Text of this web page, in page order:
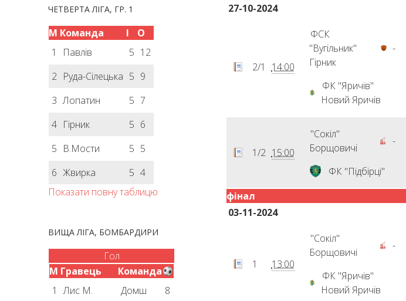
ЧЕТВЕРТА ЛІГА, ГР. 1
М Команда І
О
1
Павлів 5 12
2 Руда-Сілецька 5 9
3 Лопатин 5 7
4 Гірник 5 6
5 В.Мости 5 5
6 Жвирка 5 4
Показати повну таблицю
ВИЩА ЛІГА, БОМБАРДИРИ
Гол
М Гравець
Команда
1
Лис М. Домш
8
27-10-2024
2/1 14:00
ФСК
"Вугільник"
Гірник
-
ФК "Яричів"
Новий Яричів
1/2 15:00
"Сокіл"
Борщовичі
-
ФК "Підбірці"
фінал
03-11-2024
1 13:00
"Сокіл"
Борщовичі
-
ФК "Яричів"
Новий Яричів